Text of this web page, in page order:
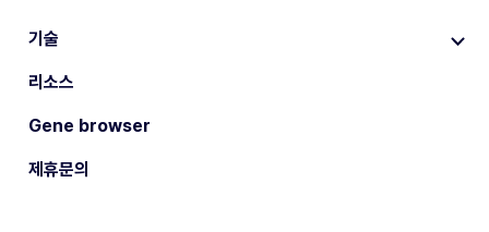
기술
리소스
Gene browser
제휴문의